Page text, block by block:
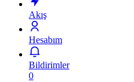
Akış
Hesabım
Bildirimler
0